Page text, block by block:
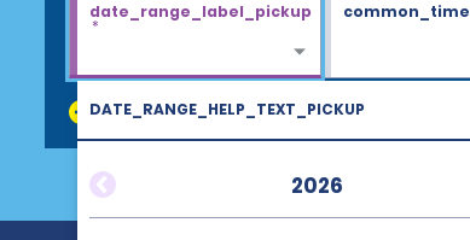
DATE_RANGE_HELP_TEXT_PICKUP
2026
date_range_label_pickup
*
common_time
discount_codes